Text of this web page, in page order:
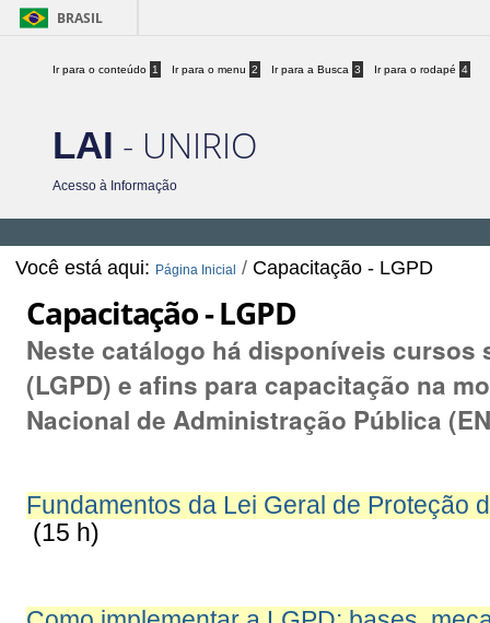
BRASIL
Ir para o conteúdo 1 Ir para o menu 2 Ir para a Busca 3 Ir para o rodapé 4
LAI - UNIRIO
Acesso à Informação
Você está aqui: Página Inicial / Capacitação - LGPD
Capacitação - LGPD
Neste catálogo há disponíveis cursos
(LGPD) e afins para capacitação na
Nacional de Administração Pública
Fundamentos da Lei Geral de Proteção
(15 h)